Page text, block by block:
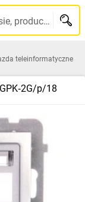
Szukaj po nazwie, indeksie, producencie, kodzie kreskowym...
teleinformatyczne
p/18